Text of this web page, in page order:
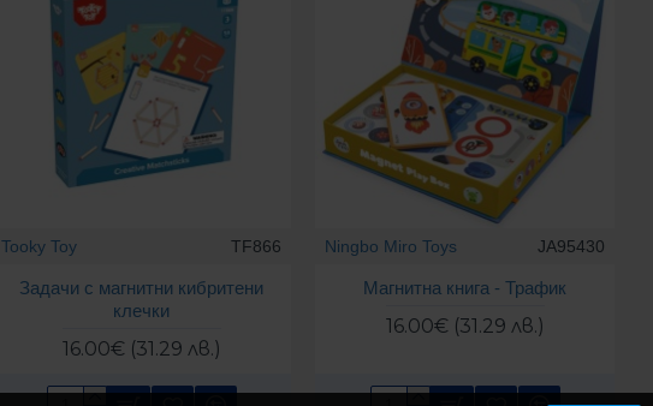
Tooky Toy TF866
Задачи с магнитни кибритени
клечки
16.00€ (31.29 лв.)
Ningbo Miro Toys JA95430
Магнитна книга - Трафик
16.00€ (31.29 лв.)